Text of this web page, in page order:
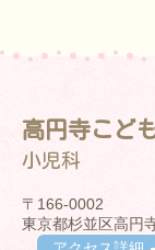
高円寺こど
小児科
〒166-0002
東京都杉並区高円